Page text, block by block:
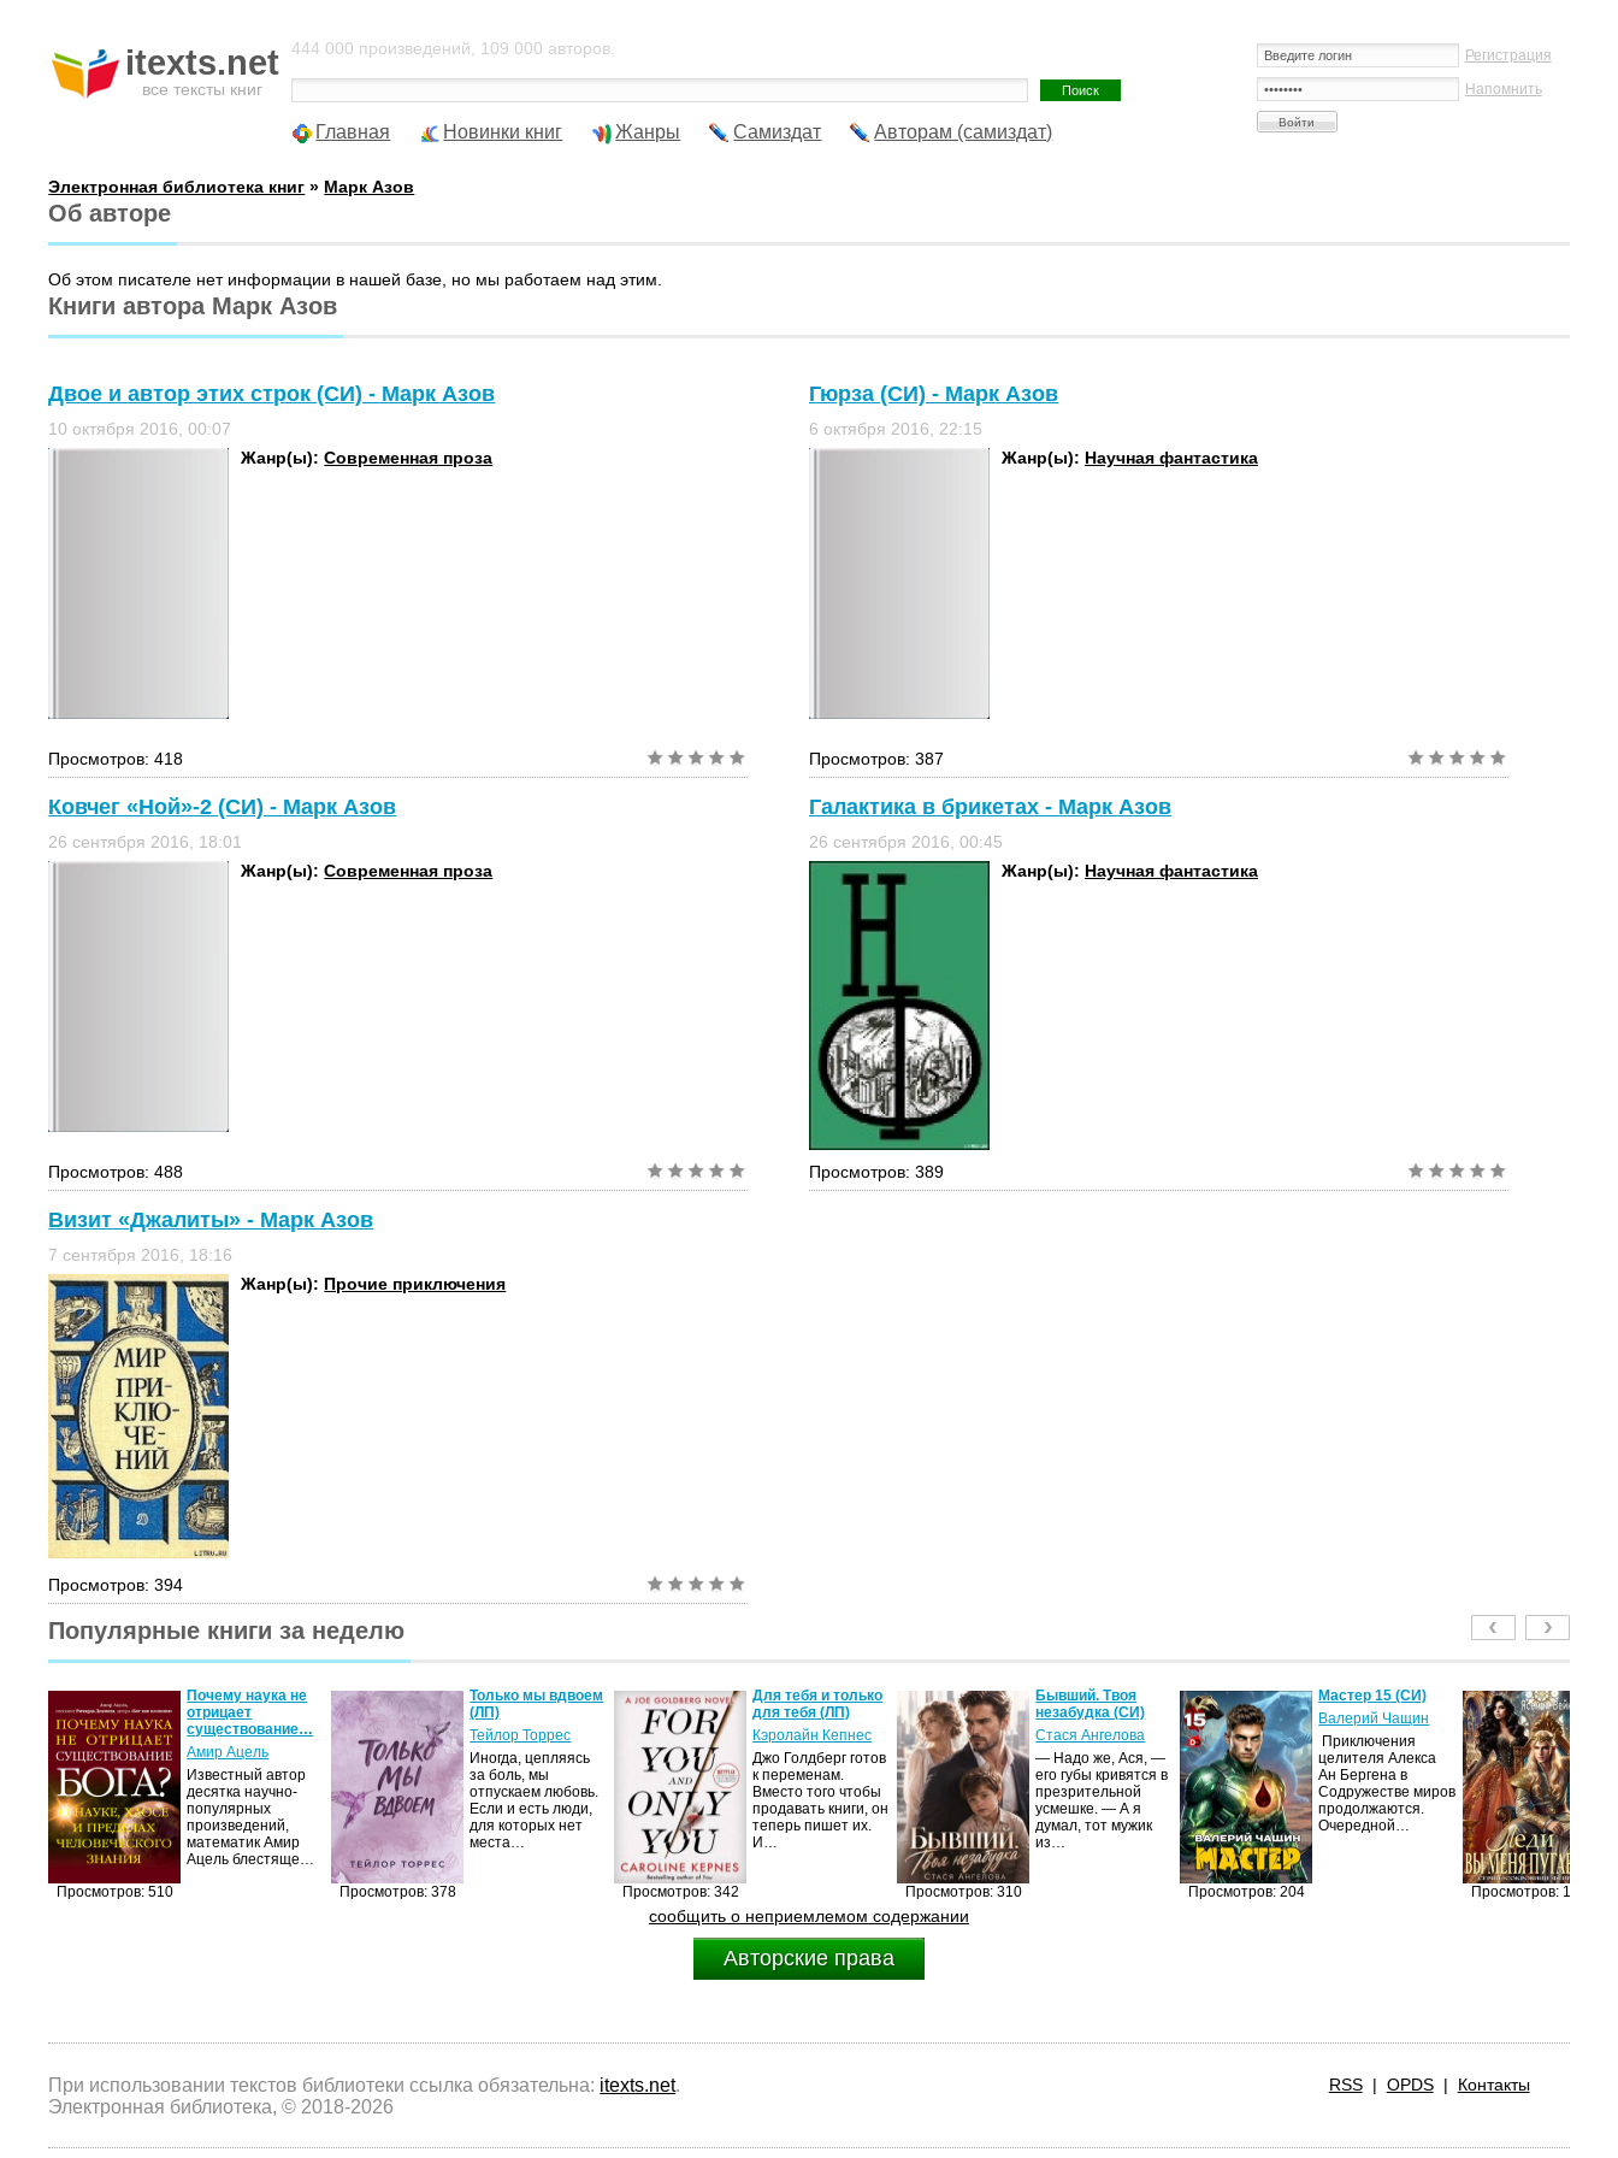
itexts.net
все тексты книг
Регистрация
Напомнить
444 000 произведений, 109 000 авторов.
Главная Новинки книг Жанры Самиздат Авторам (самиздат)
Электронная библиотека книг » Марк Азов
Об авторе
Об этом писателе нет информации в нашей базе, но мы работаем над этим.
Книги автора Марк Азов
Двое и автор этих строк (СИ) - Марк Азов
10 октября 2016, 00:07
Жанр(ы):Современная проза
Просмотров: 418
Гюрза (СИ) - Марк Азов
6 октября 2016, 22:15
Жанр(ы): Научная фантастика
Просмотров: 387
Ковчег «Ной»-2 (СИ) - Марк Азов
26 сентября 2016, 18:01
Жанр(ы):Современная проза
Просмотров: 488
Галактика в брикетах - Марк Азов
26 сентября 2016, 00:45
Жанр(ы): Научная фантастика
Просмотров: 389
Визит «Джалиты» - Марк Азов
7 сентября 2016, 18:16
Жанр(ы): Прочие приключения
Просмотров: 394
Популярные книги за неделю
Просмотров: 510
Почему наука не
отрицает
существование…
Амир Ацель
Известный автор
десятка научно-
популярных
произведений,
математик Амир
Ацель блестяще…
Просмотров: 378
Только мы вдвоем
(ЛП)
Тейлор Торрес
Иногда, цепляясь
за боль, мы
отпускаем любовь.
Если и есть люди,
для которых нет
места…
Просмотров: 342
Для тебя и только
для тебя (ЛП)
Кэролайн Кепнес
Джо Голдберг готов
к переменам.
Вместо того чтобы
продавать книги, он
теперь пишет их.
И…
Просмотров: 310
Бывший. Твоя
незабудка (СИ)
Стася Ангелова
— Надо же, Ася, —
его губы кривятся в
презрительной
усмешке. — А я
думал, тот мужик
из…
Просмотров: 204
Мастер 15 (СИ)
Валерий Чащин
Приключения
целителя Алекса
Ан Бергена в
Содружестве миров
продолжаются.
Очередной…
Просмотров: 189
сообщить о неприемлемом содержании
Авторские права
При использовании текстов библиотеки ссылка обязательна: itexts.net.
Электронная библиотека, © 2018-2026
RSS| OPDS| Контакты